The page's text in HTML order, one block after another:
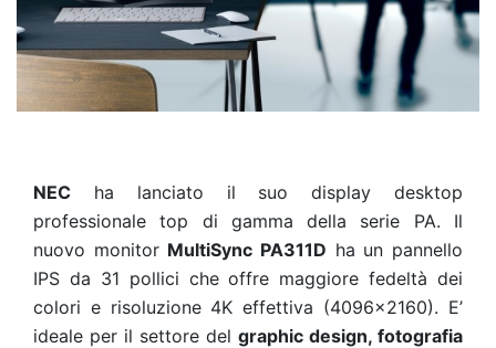
NEC ha lanciato il suo display desktop
professionale top di gamma della serie PA. Il
nuovo monitor MultiSync PA311D ha un pannello
IPS da 31 pollici che offre maggiore fedeltà dei
colori e risoluzione 4K effettiva (4096x2160). E’
ideale per il settore del graphic design, fotografia